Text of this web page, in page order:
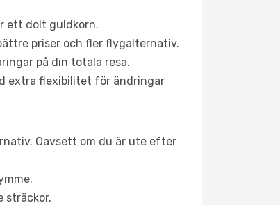
ett dolt guldkorn.
priser och fler flygalternativ.
på din totala resa.
extra flexibilitet för ändringar
Oavsett om du är ute efter
sträckor.